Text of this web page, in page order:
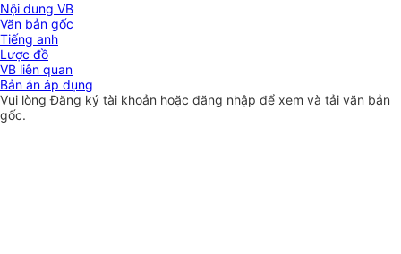
Nội dung VB
Văn bản gốc
Tiếng anh
Lược đồ
VB liên quan
Bản án áp dụng
Vui lòngĐăng ký tài khoản hoặc đăng nhập để xem và tải văn bản
gốc.